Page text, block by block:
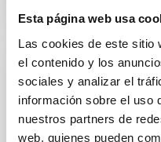
Esta página web usa
Las cookies de este sitio
el contenido y los
sociales y analizar el
información sobre el uso
nuestros partners de
web, quienes pueden
PUBLICACIÓN
Coronae of Young
AB Dor, Speedy Mic,